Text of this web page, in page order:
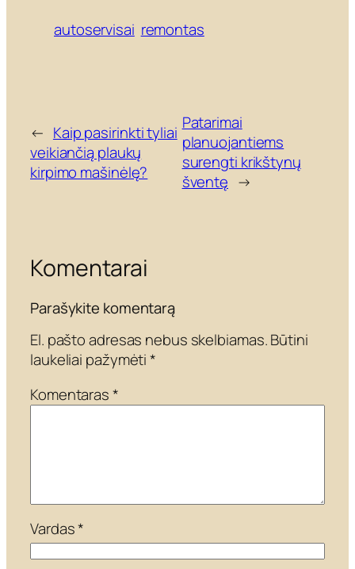
autoservisai remontas
← Kaip pasirinkti tyliai
veikiančią plaukų
kirpimo mašinėlę?
Patarimai
planuojantiems
surengti krikštynų
šventę →
Komentarai
Parašykite komentarą
El. pašto adresas nebus skelbiamas.Būtini
laukeliai pažymėti*
Komentaras*
Vardas*